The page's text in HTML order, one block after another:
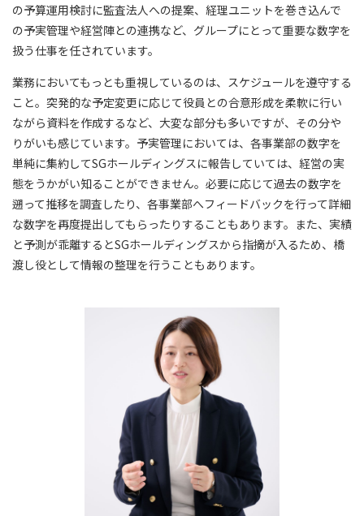
の予算運用検討に監査法人への提案、経理ユニットを巻き込んで
の予実管理や経営陣との連携など、グループにとって重要な数字を
扱う仕事を任されています。
業務においてもっとも重視しているのは、スケジュールを遵守する
こと。突発的な予定変更に応じて役員との合意形成を柔軟に行い
ながら資料を作成するなど、大変な部分も多いですが、その分や
りがいも感じています。予実管理においては、各事業部の数字を
単純に集約してSGホールディングスに報告していては、経営の実
態をうかがい知ることができません。必要に応じて過去の数字を
遡って推移を調査したり、各事業部へフィードバックを行って詳細
な数字を再度提出してもらったりすることもあります。また、実績
と予測が乖離するとSGホールディングスから指摘が入るため、橋
渡し役として情報の整理を行うこともあります。